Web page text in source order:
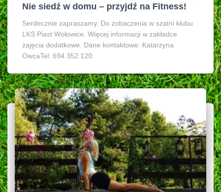
Nie siedź w domu – przyjdź na Fitness!
Serdecznie zapraszamy. Do zobaczenia w szatni klubu
LKS Piast Wołowice. Więcej informacji w zakładce
zajęcia dodatkowe. Dane kontaktowe: Katarzyna
OwcaTel: 694 352 120